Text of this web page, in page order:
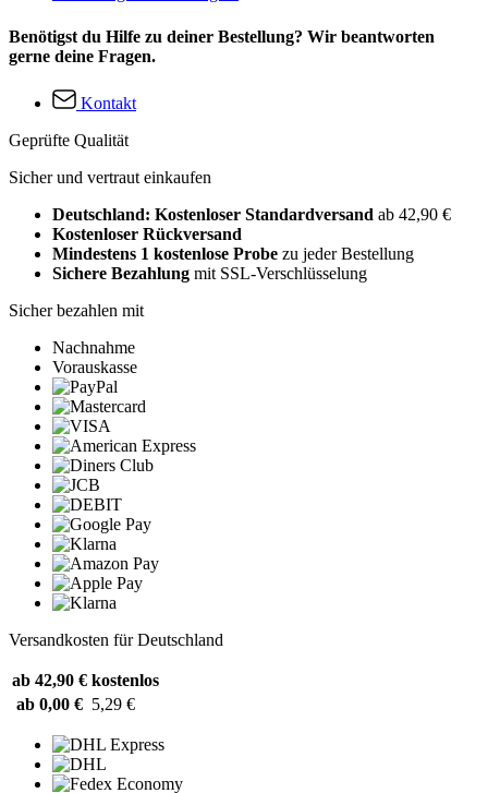
Benötigst du Hilfe zu deiner Bestellung? Wir beantworten
gerne deine Fragen.
Kontakt
Geprüfte Qualität
Sicher und vertraut einkaufen
Deutschland: Kostenloser Standardversand ab 42,90 €
Kostenloser Rückversand
Mindestens 1 kostenlose Probe zu jeder Bestellung
Sichere Bezahlung mit SSL-Verschlüsselung
Sicher bezahlen mit
Nachnahme
Vorauskasse
Versandkosten für Deutschland
ab 42,90 € kostenlos
ab 0,00 € 5,29 €